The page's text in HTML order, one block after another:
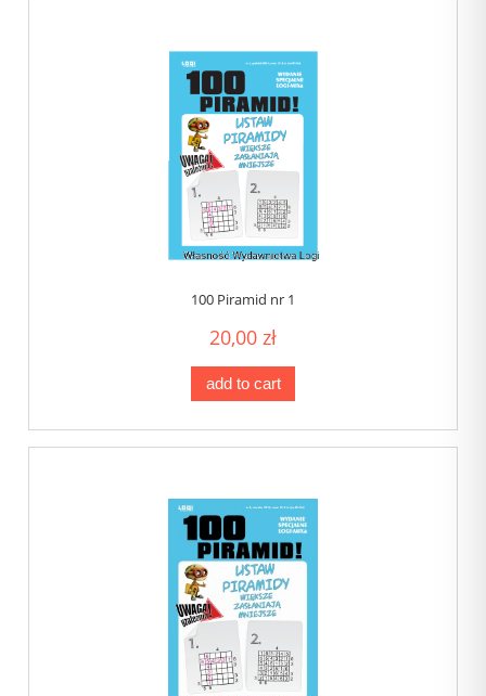
100 Piramid nr 1
20,00 zł
add to cart